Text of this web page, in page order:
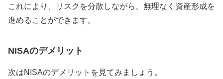
これにより、リスクを分散しながら、無理なく資産形成を
進めることができます。
NISAのデメリット
次はNISAのデメリットを見てみましょう。